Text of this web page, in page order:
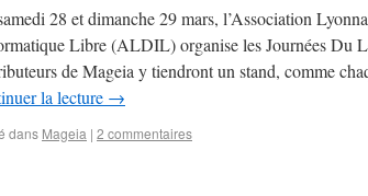
28 et dimanche 29 mars, l’Association
Libre (ALDIL) organise les Journées Du
de Mageia y tiendront un stand, comme
la lecture →
dans Mageia | 2 commentaires